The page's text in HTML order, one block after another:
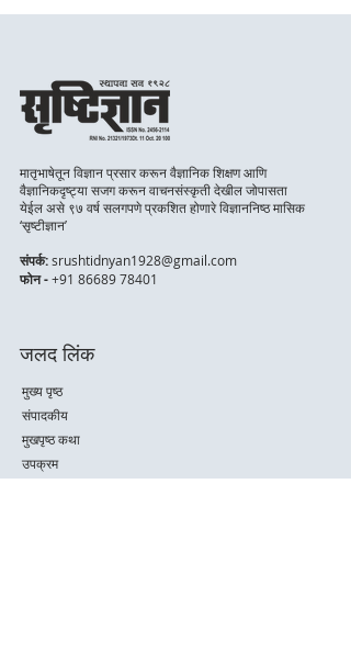
जाईल
✅ विशेषांक, संशोधनाधिष्ठित लेख आणि अभ्यासपूर्ण
विषयांची हमी
💰 सदस्यता शुल्क:
▪️ ३ वर्षांची वर्गणी: ₹१५००/- फक्त
मातृभाषेतून विज्ञान प्रसार करून वैज्ञानिक शिक्षण आणि
वैज्ञानिकदृष्ट्या सजग करून वाचनसंस्कृती देखील जोपासता
येईल असे ९७ वर्ष सलगपणे प्रकशित होणारे विज्ञाननिष्ठ मासिक
‘सृष्टीज्ञान’
संपर्क:srushtidnyan1928@gmail.com
फोन -+91 86689 78401
जलद लिंक
मुख्य पृष्ठ
संपादकीय
मुखपृष्ठ कथा
उपक्रम